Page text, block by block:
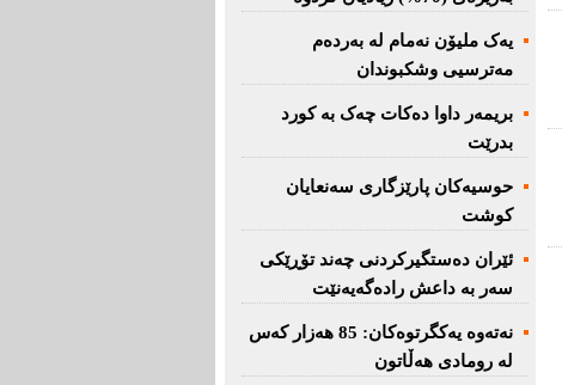
یەک ملیۆن نەمام لە بەردەم
مەترسیی وشکبوندان
بریمه‌ر داوا دەکات چەک بە کورد
بدرێت
حوسیەکان پارێزگارى سەنعایان
کوشت
ئێران دەستگیرکردنى چه‌ند تۆڕێكی‌
سه‌ر به‌ داعش رادەگەیەنێت
نەتەوە یەكگرتوەكان: 85 هەزار كەس
لە رومادی هەڵاتون